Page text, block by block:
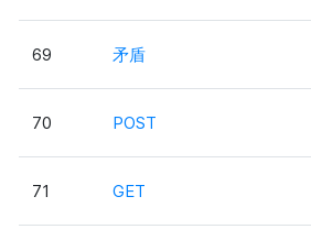
69 矛盾
70 POST
71 GET